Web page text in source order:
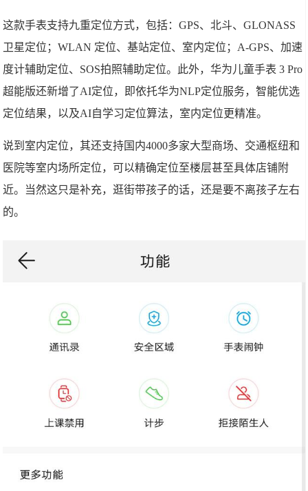
这款手表支持九重定位方式，包括：GPS、北斗、GLONASS
卫星定位；WLAN 定位、基站定位、室内定位；A-GPS、加速
度计辅助定位、SOS拍照辅助定位。此外，华为儿童手表 3 Pro
超能版还新增了AI定位，即依托华为NLP定位服务，智能优选
定位结果，以及AI自学习定位算法，室内定位更精准。
说到室内定位，其还支持国内4000多家大型商场、交通枢纽和
医院等室内场所定位，可以精确定位至楼层甚至具体店铺附
近。当然这只是补充，逛街带孩子的话，还是要不离孩子左右
的。